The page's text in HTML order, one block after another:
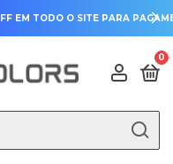
PAGAMENTO COM PIX
0